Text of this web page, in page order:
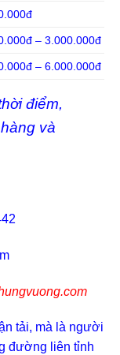
– 3.000.000đ
– 6.000.000đ
điểm,
và
tải, mà là người
đường liên tỉnh